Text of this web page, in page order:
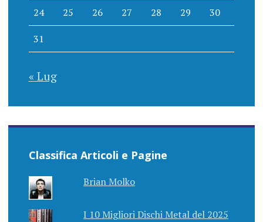
24 25 26 27 28 29 30
31
« Lug
Classifica Articoli e Pagine
Brian Molko
I 10 Migliori Dischi Metal del 2025